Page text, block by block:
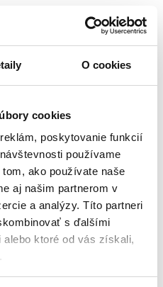
O cookies
cookies
poskytovanie funkcií
používame
ako používate naše
aj našim partnerom v
a analýzy. Títo partneri
s ďalšími
ktoré od vás získali,